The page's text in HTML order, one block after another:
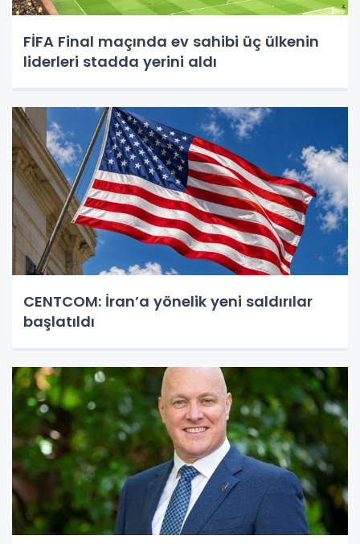
FİFA Final maçında ev sahibi üç ülkenin
liderleri stadda yerini aldı
CENTCOM: İran’a yönelik yeni saldırılar
başlatıldı